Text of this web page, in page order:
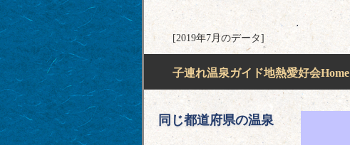
[2019年7月のデータ]
子連れ温泉ガイド地熱愛好会Home
同じ都道府県の温泉